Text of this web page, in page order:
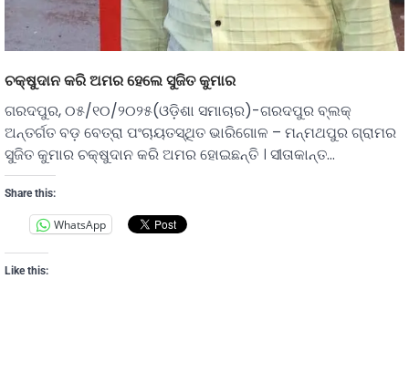
ଚକ୍ଷୁଦାନ କରି ଅମର ହେଲେ ସୁଜିତ କୁମାର
ଗରଦପୁର, ୦୫/୧୦/୨୦୨୫(ଓଡ଼ିଶା ସମାଚାର)-ଗରଦପୁର ବ୍ଲକ୍
ଅନ୍ତର୍ଗତ ବଡ଼ ବେତ୍ରା ପଂଚାୟତସ୍ଥିତ ଭାରିଗୋଳ – ମନ୍ମଥପୁର ଗ୍ରାମର
ସୁଜିତ କୁମାର ଚକ୍ଷୁଦାନ କରି ଅମର ହୋଇଛନ୍ତି । ସୀତାକାନ୍ତ…
Share this:
WhatsApp
Like this: